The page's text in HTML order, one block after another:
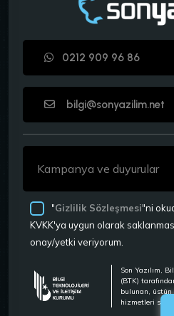
0212 909 96 86
bilgi@sonyazilim.net
"Gizlilik Sözleşmesi"ni
KVKK'ya uygun olarak
onay/yetki veriyorum.
Son Yazılım,
(BTK)
bulunan, üstün
hizmetleri